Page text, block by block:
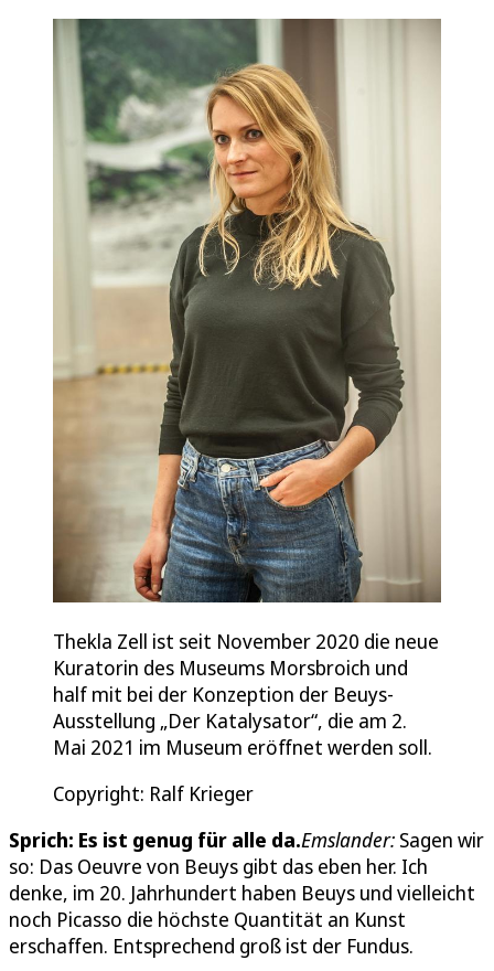
Thekla Zell ist seit November 2020 die neue
Kuratorin des Museums Morsbroich und
half mit bei der Konzeption der Beuys-
Ausstellung „Der Katalysator“, die am 2.
Mai 2021 im Museum eröffnet werden soll.
Copyright: Ralf Krieger
Sprich: Es ist genug für alle da.Emslander: Sagen wir
so: Das Oeuvre von Beuys gibt das eben her. Ich
denke, im 20. Jahrhundert haben Beuys und vielleicht
noch Picasso die höchste Quantität an Kunst
erschaffen. Entsprechend groß ist der Fundus.